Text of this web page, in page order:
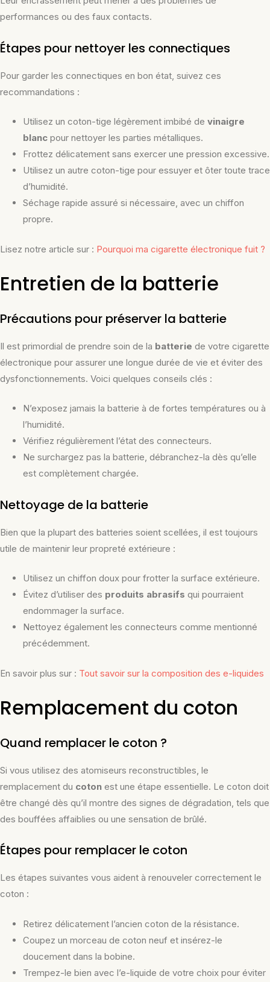
performances ou des faux contacts.
Étapes pour nettoyer les connectiques
Pour garder les connectiques en bon état, suivez ces
recommandations :
Utilisez un coton-tige légèrement imbibé de vinaigre
blancpour nettoyer les parties métalliques.
Frottez délicatement sans exercer une pression excessive.
Utilisez un autre coton-tige pour essuyer et ôter toute trace
d’humidité.
Séchage rapide assuré si nécessaire, avec un chiffon
propre.
Lisez notre article sur : Pourquoi ma cigarette électronique fuit ?
Entretien de la batterie
Précautions pour préserver la batterie
Il est primordial de prendre soin de la batterie de votre cigarette
électronique pour assurer une longue durée de vie et éviter des
dysfonctionnements. Voici quelques conseils clés :
N’exposez jamais la batterie à de fortes températures ou à
l’humidité.
Vérifiez régulièrement l’état des connecteurs.
Ne surchargez pas la batterie, débranchez-la dès qu’elle
est complètement chargée.
Nettoyage de la batterie
Bien que la plupart des batteries soient scellées, il est toujours
utile de maintenir leur propreté extérieure :
Utilisez un chiffon doux pour frotter la surface extérieure.
Évitez d’utiliser des produits abrasifs qui pourraient
endommager la surface.
Nettoyez également les connecteurs comme mentionné
précédemment.
En savoir plus sur : Tout savoir sur la composition des e-liquides
Remplacement du coton
Quand remplacer le coton ?
Si vous utilisez des atomiseurs reconstructibles, le
remplacement du coton est une étape essentielle. Le coton doit
être changé dès qu’il montre des signes de dégradation, tels que
des bouffées affaiblies ou une sensation de brûlé.
Étapes pour remplacer le coton
Les étapes suivantes vous aident à renouveler correctement le
coton :
Retirez délicatement l’ancien coton de la résistance.
Coupez un morceau de coton neuf et insérez-le
doucement dans la bobine.
Trempez-le bien avec l’e-liquide de votre choix pour éviter